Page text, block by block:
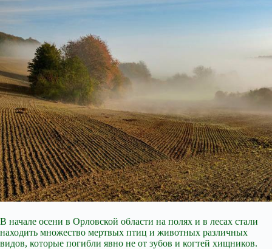
В начале осени в Орловской области на полях и в лесах стали
находить множество мертвых птиц и животных различных
видов, которые погибли явно не от зубов и когтей хищников.